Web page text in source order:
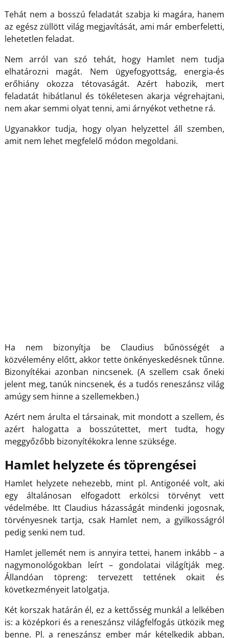
Tehát nem a bosszú feladatát szabja ki magára, hanem
az egész züllött világ megjavítását, ami már emberfeletti,
lehetetlen feladat.
Nem arról van szó tehát, hogy Hamlet nem tudja
elhatározni magát. Nem ügyefogyottság, energia-és
erőhiány okozza tétovaságát. Azért habozik, mert
feladatát hibátlanul és tökéletesen akarja végrehajtani,
nem akar semmi olyat tenni, ami árnyékot vethetne rá.
Ugyanakkor tudja, hogy olyan helyzettel áll szemben,
amit nem lehet megfelelő módon megoldani.
Ha nem bizonyítja be Claudius bűnösségét a
közvélemény előtt, akkor tette önkényeskedésnek tűnne.
Bizonyítékai azonban nincsenek. (A szellem csak őneki
jelent meg, tanúk nincsenek, és a tudós reneszánsz világ
amúgy sem hinne a szellemekben.)
Azért nem árulta el társainak, mit mondott a szellem, és
azért halogatta a bosszútettet, mert tudta, hogy
meggyőzőbb bizonyítékokra lenne szüksége.
Hamlet helyzete és töprengései
Hamlet helyzete nehezebb, mint pl. Antigonéé volt, aki
egy általánosan elfogadott erkölcsi törvényt vett
védelmébe. Itt Claudius házasságát mindenki jogosnak,
törvényesnek tartja, csak Hamlet nem, a gyilkosságról
pedig senki nem tud.
Hamlet jellemét nem is annyira tettei, hanem inkább – a
nagymonológokban leírt – gondolatai világítják meg.
Állandóan töpreng: tervezett tettének okait és
következményeit latolgatja.
Két korszak határán él, ez a kettősség munkál a lelkében
is: a középkori és a reneszánsz világfelfogás ütközik meg
benne. Pl. a reneszánsz ember már kételkedik abban,